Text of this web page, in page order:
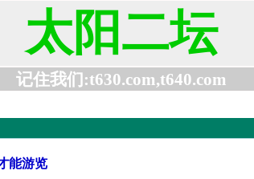
太阳二坛
记住我们:t630.com,t640.com
能游览